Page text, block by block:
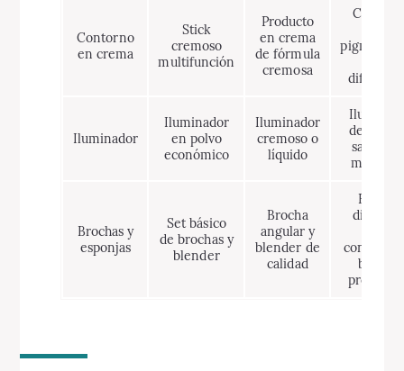
Contorno
en crema
Stick
cremoso
multifunción
Producto
en crema
de fórmula
cremosa
Crema
Iluminador
Iluminador
en polvo
económico
Iluminador
cremoso o
líquido
de
satinado
Brochas y
esponjas
Set básico
de brochas y
blender
Brocha
angular y
blender de
calidad
Brochas
blender